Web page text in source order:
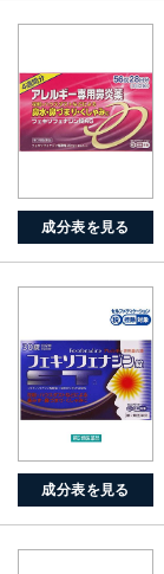
成分表を見る
成分表を見る